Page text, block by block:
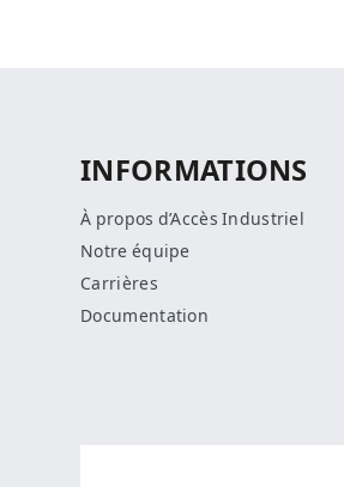
INFORMATIONS
À propos d’Accès Industriel
Notre équipe
Carrières
Documentation